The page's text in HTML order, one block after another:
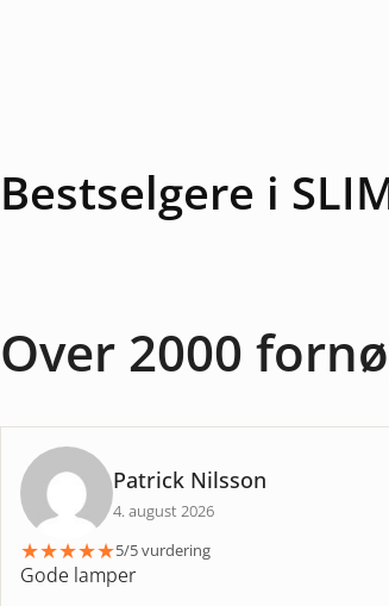
Bestselgere i
Over 2000
Patrick Nilsson
4. august 2026
★★★★★5/5 vurdering
Gode lamper